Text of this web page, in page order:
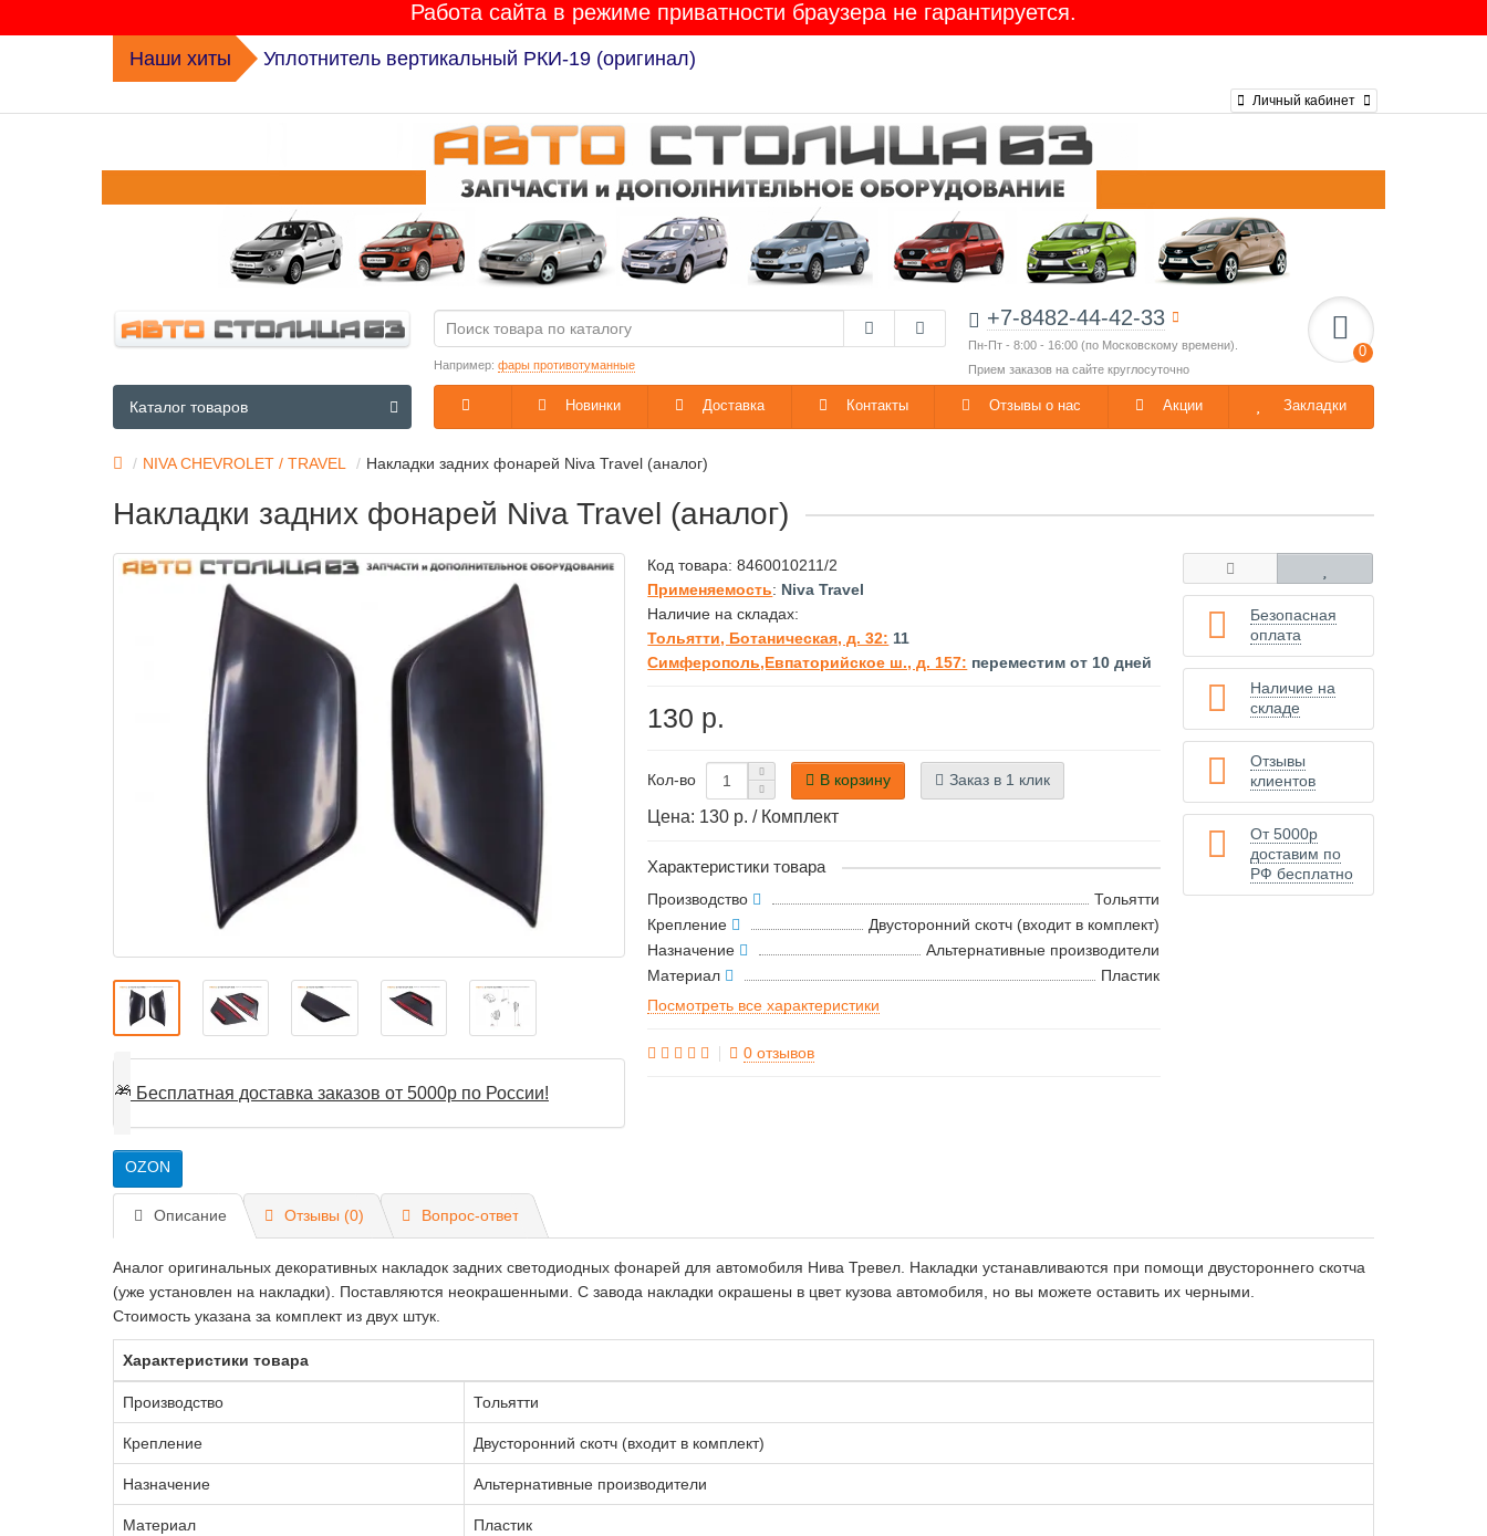
Работа сайта в режиме приватности браузера не гарантируется.
Наши хиты Комплект ГРМ K015631XS Лада Гранта / Калина-2 / Приора / Веста / XRAY / Ларгус 16-клап. GATES
Личный кабинет
+7-8482-44-42-33
Пн-Пт - 8:00 - 16:00 (по Московскому времени).
Прием заказов на сайте круглосуточно
0
Например: фары противотуманные
Новинки Доставка Контакты Отзывы о нас Акции Закладки
Каталог товаров
NIVA CHEVROLET / TRAVEL Накладки задних фонарей Niva Travel (аналог)
Накладки задних фонарей Niva Travel (аналог)
🎁 Бесплатная доставка заказов от 5000р по России!
OZON
Код товара:8460010211/2
Применяемость: Niva Travel
Наличие на складах:
Тольятти, Ботаническая, д. 32: 11
Симферополь,Евпаторийское ш., д. 157: переместим от 10 дней
130 р.
Кол-во В корзину Заказ в 1 клик
Цена: 130 р. / Комплект
Характеристики товара
Производство
Тольятти
Крепление
Двусторонний скотч (входит в комплект)
Назначение
Альтернативные производители
Материал
Пластик
Посмотреть все характеристики
0 отзывов
Безопасная
оплата
Наличие на
складе
Отзывы
клиентов
От 5000р
доставим по
РФ бесплатно
Описание Отзывы (0) Вопрос-ответ
Аналог оригинальных декоративных накладок задних светодиодных фонарей для автомобиля Нива Тревел. Накладки устанавливаются при помощи двустороннего скотча
(уже установлен на накладки). Поставляются неокрашенными. С завода накладки окрашены в цвет кузова автомобиля, но вы можете оставить их черными.
Стоимость указана за комплект из двух штук.
Характеристики товара
Производство Тольятти
Крепление Двусторонний скотч (входит в комплект)
Назначение Альтернативные производители
Материал Пластик